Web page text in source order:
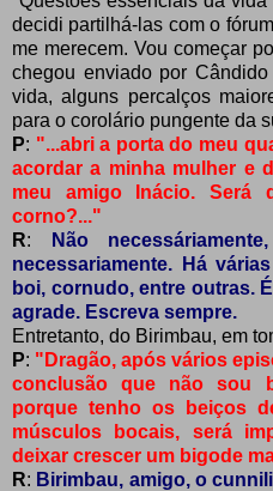
decidi partilhá-las com o
me merecem. Vou começar
chegou enviado por
vida, alguns percalços
para o corolário pungente da
P: "...abri a porta do meu
acordar a minha mulher e
meu amigo Inácio.
corno?..."
R:
Não
necessariamente. Há
boi, cornudo, entre outras.
agrade. Escreva sempre.
Entretanto, do Birimbau, em
P: "Dragão, após vários
conclusão que não sou
porque tenho os beiços
músculos bocais, será
deixar crescer um bigode
R: Birimbau, amigo, o